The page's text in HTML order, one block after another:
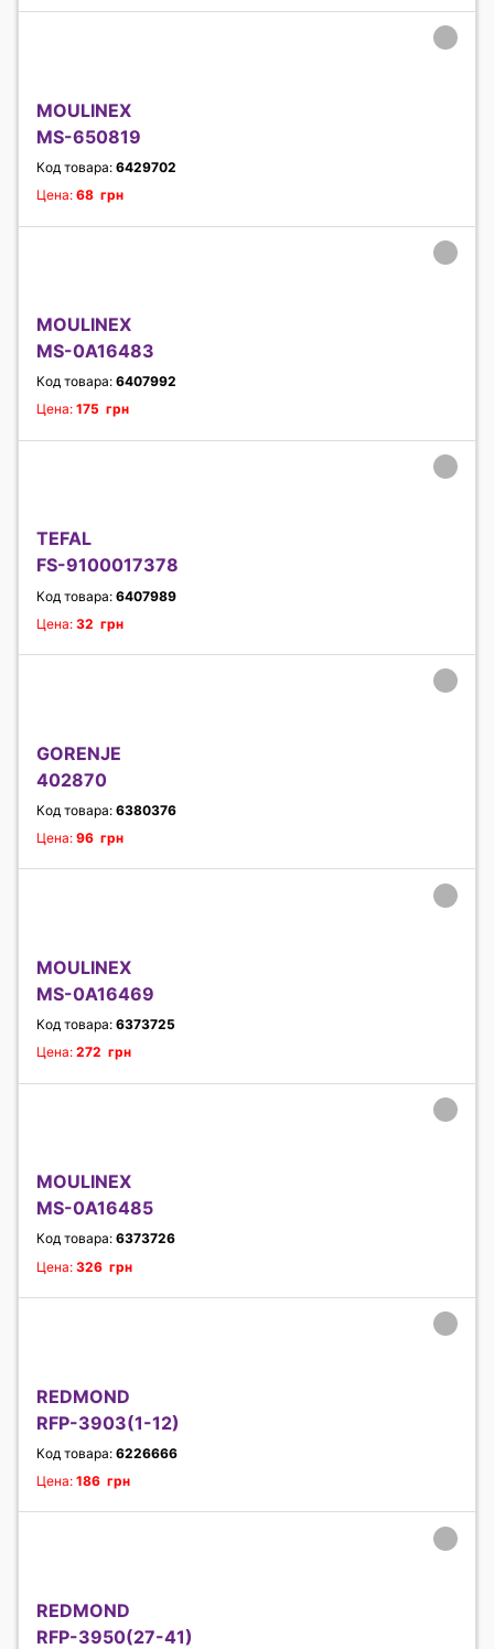
MOULINEX
MS-650819
Код товара: 6429702
Цена: 68 грн
MOULINEX
MS-0A16483
Код товара: 6407992
Цена: 175 грн
TEFAL
FS-9100017378
Код товара: 6407989
Цена: 32 грн
GORENJE
402870
Код товара: 6380376
Цена: 96 грн
MOULINEX
MS-0A16469
Код товара: 6373725
Цена: 272 грн
MOULINEX
MS-0A16485
Код товара: 6373726
Цена: 326 грн
REDMOND
RFP-3903(1-12)
Код товара: 6226666
Цена: 186 грн
REDMOND
RFP-3950(27-41)